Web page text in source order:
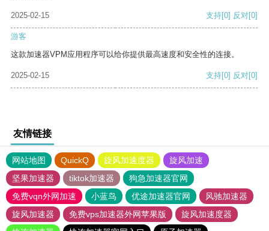
2025-02-15 支持[0] 反对[0]
游客
这款加速器VPM应用程序可以给你提供最高速度和安全性的连接。
2025-02-15 支持[0] 反对[0]
友情链接
网站地图 QuickQ 旋风加速度器
旋风加速
坚果加速器
tiktok加速器
狗急加速器官网
免费vqn外网加速
小蓝鸟 优途加速器官网
风驰加速器
旋风加速器
免费vps加速器外网苹果版
旋风加速度器